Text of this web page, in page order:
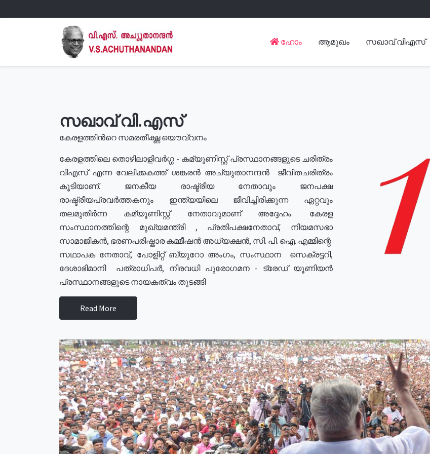
ഹോം ആമുഖം സഖാവ് വിഎസ്
സഖാവ് വി.എസ്
കേരളത്തിൻറെ സമരതീക്ഷ്ണ യൌവ്വനം
കേരളത്തിലെ തൊഴിലാളിവർഗ്ഗ - കമ്യൂണിസ്റ്റ് പ്രസ്ഥാനങ്ങളുടെ ചരിത്രം
വിഎസ് എന്ന വേലിക്കകത്ത് ശങ്കരൻ അച്യുതാനന്ദൻ ജീവിതചരിത്രം
കൂടിയാണ്. ജനകീയ രാഷ്ട്രീയ നേതാവും ജനപക്ഷ
രാഷ്ട്രീയപ്രവർത്തകനും ഇന്ത്യയിലെ ജീവിച്ചിരിക്കുന്ന ഏറ്റവും
തലമുതിർന്ന കമ്യൂണിസ്റ്റ് നേതാവുമാണ് അദ്ദേഹം. കേരള
സംസ്ഥാനത്തിന്റെ മുഖ്യമന്ത്രി , പ്രതിപക്ഷനേതാവ്, നിയമസഭാ
സാമാജികൻ, ഭരണപരിഷ്കാര കമ്മീഷൻ അധ്യക്ഷൻ, സി. പി. ഐ. എമ്മിന്റെ
സഥാപക നേതാവ്, പോളിറ്റ് ബ്യുറോ അംഗം, സംസ്ഥാന സെക്രട്ടറി,
ദേശാഭിമാനി പത്രാധിപർ, നിരവധി പുരോഗമന - ട്രേഡ് യൂണിയൻ
പ്രസ്ഥാനങ്ങളുടെ നായകത്വം തുടങ്ങി
Read More